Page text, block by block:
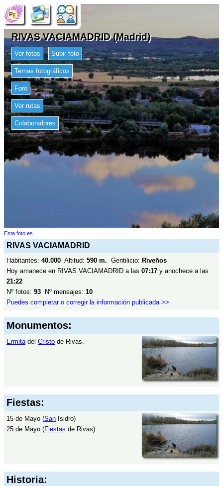
RIVAS VACIAMADRID (Madrid)
Ver fotos Subir foto
Temas fotográficos
Foro
Ver rutas
Colaboradores
Esta foto es...
RIVAS VACIAMADRID
Habitantes: 40.000 Altitud: 590 m. Gentilicio: Riveños
Hoy amanece en RIVAS VACIAMADRID a las 07:17 y anochece a las
21:22
Nº fotos: 93 Nº mensajes: 10
Puedes completar o corregir la información publicada >>
Monumentos:
Ermitadel Cristo de Rivas.
Fiestas:
15 de Mayo (San Isidro)
25 de Mayo (Fiestas de Rivas)
Historia: